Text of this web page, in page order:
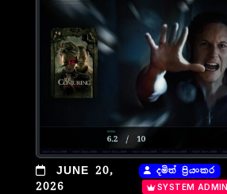
JUNE 20,
2026
දමිත් ප්‍රියංකර |
SYSTEM ADMIN